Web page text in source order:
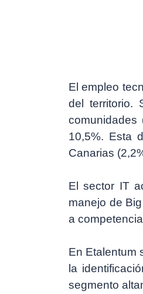
El empleo
del territorio.
comunidades
10,5%. Esta
Canarias
El sector IT
manejo de
a
En Etalentum
la
segmento